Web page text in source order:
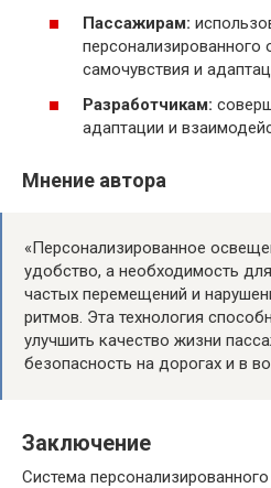
Пассажирам:
самочувствия и
Разработчикам:
адаптации и
Мнение автора
«Персонализированное
удобство, а необходимость
частых перемещений и
ритмов. Эта технология
улучшить качество жизни
безопасность на дорогах и в
Заключение
Система